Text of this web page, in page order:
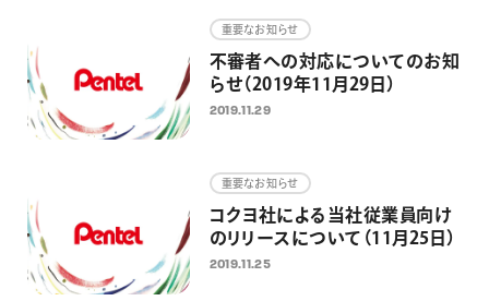
重要なお知らせ
不審者への対応についてのお知
らせ（2019年11月29日）
2019.11.29
重要なお知らせ
コクヨ社による当社従業員向け
のリリースについて（11月25日）
2019.11.25